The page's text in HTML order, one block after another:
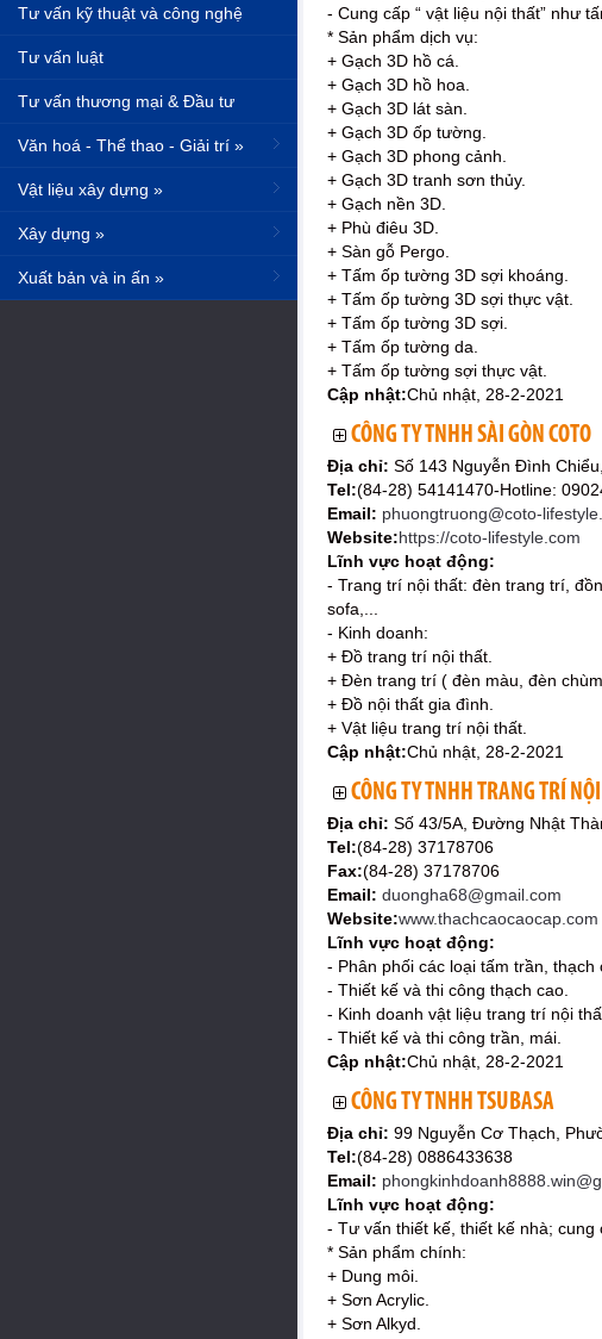
Tư vấn kỹ thuật và công nghệ
Tư vấn luật
Tư vấn thương mại & Đầu tư
Văn hoá - Thể thao - Giải trí »
Vật liệu xây dựng »
Xây dựng »
Xuất bản và in ấn »
- Cung cấp “ vật liệu nội thất” như
* Sản phẩm dịch vụ:
+ Gạch 3D hồ cá.
+ Gạch 3D hồ hoa.
+ Gạch 3D lát sàn.
+ Gạch 3D ốp tường.
+ Gạch 3D phong cảnh.
+ Gạch 3D tranh sơn thủy.
+ Gạch nền 3D.
+ Phù điêu 3D.
+ Sàn gỗ Pergo.
+ Tấm ốp tường 3D sợi khoáng.
+ Tấm ốp tường 3D sợi thực vật.
+ Tấm ốp tường 3D sợi.
+ Tấm ốp tường da.
+ Tấm ốp tường sợi thực vật.
Cập nhật:Chủ nhật, 28-2-2021
CÔNG TY TNHH SÀI GÒN COTO
Địa chỉ: Số 143 Nguyễn Đình
Tel:(84-28) 54141470-Hotline:
Email: phuongtruong@coto-
Website:https://coto-lifestyle.com
Lĩnh vực hoạt động:
- Trang trí nội thất: đèn trang trí,
sofa,...
- Kinh doanh:
+ Đồ trang trí nội thất.
+ Đèn trang trí ( đèn màu, đèn
+ Đồ nội thất gia đình.
+ Vật liệu trang trí nội thất.
Cập nhật:Chủ nhật, 28-2-2021
CÔNG TY TNHH TRANG TRÍ
Địa chỉ: Số 43/5A, Đường Nhật
Tel:(84-28) 37178706
Fax:(84-28) 37178706
Email: duongha68@gmail.com
Website:www.thachcaocaocap.com
Lĩnh vực hoạt động:
- Phân phối các loại tấm trần, thạch
- Thiết kế và thi công thạch cao.
- Kinh doanh vật liệu trang trí nội
- Thiết kế và thi công trần, mái.
Cập nhật:Chủ nhật, 28-2-2021
CÔNG TY TNHH TSUBASA
Địa chỉ: 99 Nguyễn Cơ Thạch,
Tel:(84-28) 0886433638
Email:
Lĩnh vực hoạt động:
- Tư vấn thiết kế, thiết kế nhà;
* Sản phẩm chính:
+ Dung môi.
+ Sơn Acrylic.
+ Sơn Alkyd.